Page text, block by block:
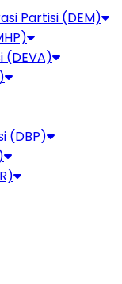
Partisi (DEM)
(DEVA)
(DBP)